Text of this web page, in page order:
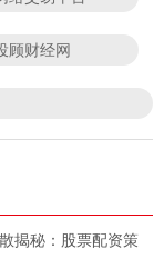
顾财经网
揭秘：股票配资策